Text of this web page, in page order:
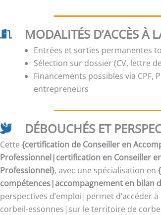
MODALITÉS D’ACCÈS À
Entrées et sorties permanentes
Sélection sur dossier (CV, lettre
Financements possibles via
entrepreneurs
DÉBOUCHÉS ET
Cette{certification de Conseiller en
Professionnel|certification en Conseiller
Professionnel}, avec une spécialisation en
compétences|accompagnement en bilan
perspectives d’emploi|permet d’accéder
corbeil-essonnes|sur le territoire de